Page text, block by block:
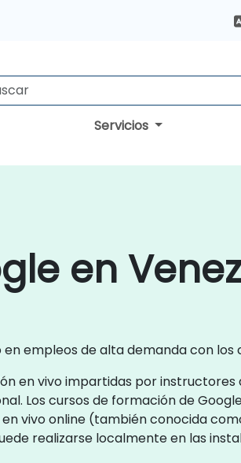
Servicios
en
empleos de alta demanda con
en vivo impartidas por
Los cursos de formación de
vivo online (también conocida
realizarse localmente en las